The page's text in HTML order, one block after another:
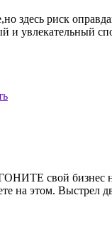
здесь риск
увлекательный
бизнес на
на